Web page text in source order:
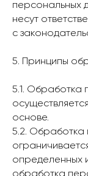
персональных
несут
с
5. Принципы
5.1. Обработка
основе.
5.2. Обработка
определенных